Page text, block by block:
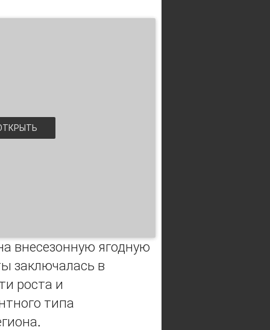
внесезонную ягодную
заключалась в
роста и
типа